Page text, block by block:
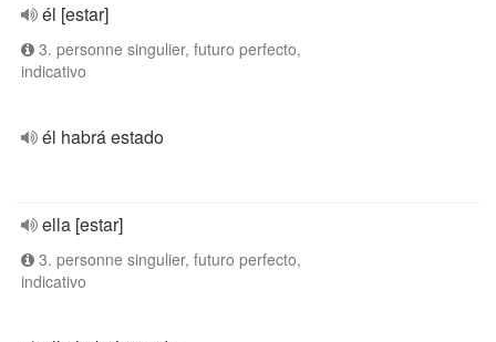
él [estar]
3. personne singulier, futuro perfecto,
indicativo
él habrá estado
ella [estar]
3. personne singulier, futuro perfecto,
indicativo